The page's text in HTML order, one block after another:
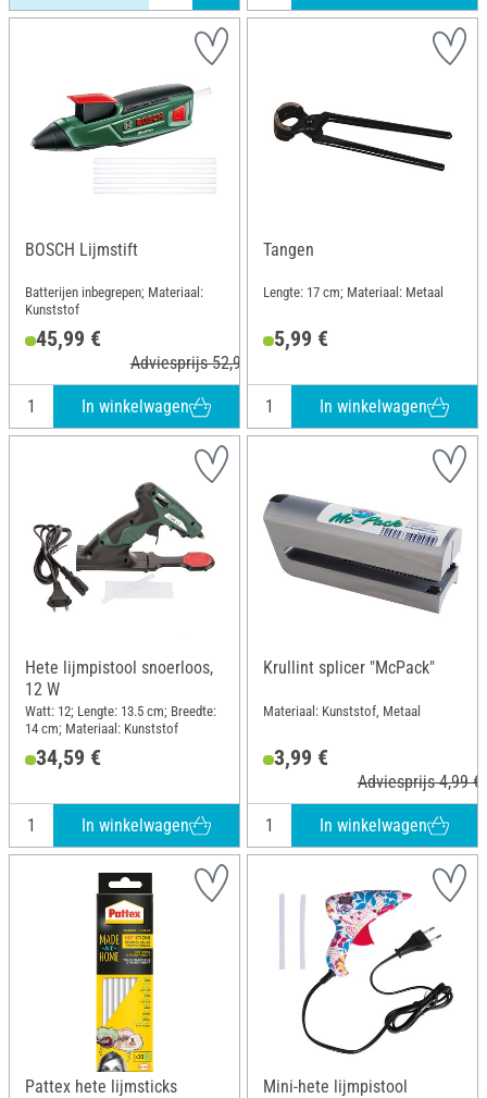
BOSCH Lijmstift
Batterijen inbegrepen; Materiaal:
Kunststof
45,99 €
Adviesprijs 52,99 €
In winkelwagen
Tangen
Lengte: 17 cm; Materiaal: Metaal
5,99 €
In winkelwagen
Hete lijmpistool snoerloos,
12 W
Watt: 12; Lengte: 13.5 cm; Breedte:
14 cm; Materiaal: Kunststof
34,59 €
In winkelwagen
Krullint splicer "McPack"
Materiaal: Kunststof, Metaal
3,99 €
Adviesprijs 4,99 €
In winkelwagen
Pattex hete lijmsticks Mini-hete lijmpistool